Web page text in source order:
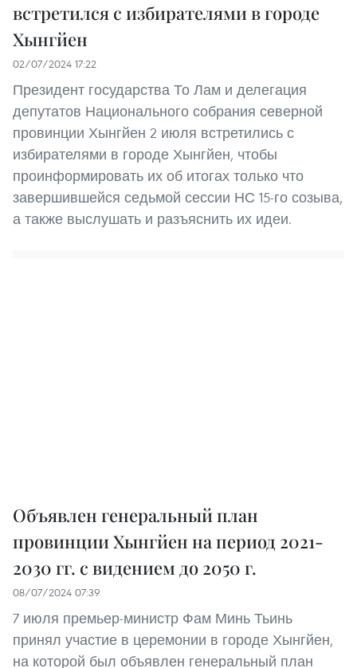
встретился с избирателями в городе
Хынгйен
02/07/2024 17:22
Президент государства То Лам и делегация
депутатов Национального собрания северной
провинции Хынгйен 2 июля встретились с
избирателями в городе Хынгйен, чтобы
проинформировать их об итогах только что
завершившейся седьмой сессии НС 15-го созыва,
а также выслушать и разъяснить их идеи.
Объявлен генеральный план
провинции Хынгйен на период 2021-
2030 гг. с видением до 2050 г.
08/07/2024 07:39
7 июля премьер-министр Фам Минь Тьинь
принял участие в церемонии в городе Хынгйен,
на которой был объявлен генеральный план